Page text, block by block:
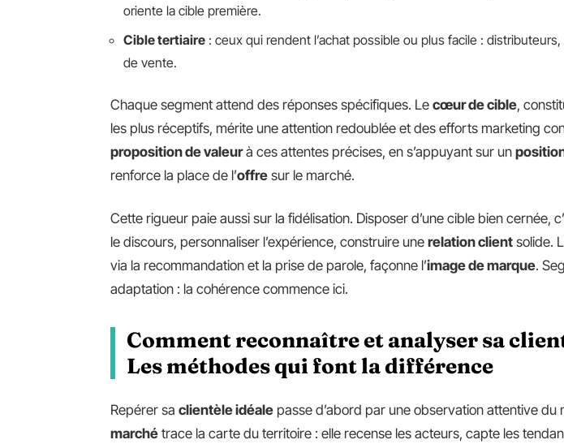
oriente la cible première.
Cible tertiaire : ceux qui rendent l’achat possible ou plus facile :
de vente.
Chaque segment attend des réponses spécifiques. Le cœur de cible,
les plus réceptifs, mérite une attention redoublée et des efforts marketing
proposition de valeurà ces attentes précises, en s’appuyant sur un
renforce la place de l’offre sur le marché.
Cette rigueur paie aussi sur la fidélisation. Disposer d’une cible bien cernée,
le discours, personnaliser l’expérience, construire une relation client solide.
via la recommandation et la prise de parole, façonne l’image de marque.
adaptation : la cohérence commence ici.
Comment reconnaître et analyser sa
Les méthodes qui font la différence
Repérer sa clientèle idéale passe d’abord par une observation attentive du
marché trace la carte du territoire : elle recense les acteurs, capte les